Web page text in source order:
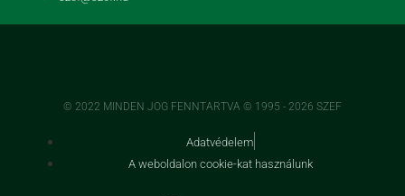
© 2022 MINDEN JOG FENNTARTVA © 1995 - 2026 SZEF
Adatvédelem
A weboldalon cookie-kat használunk